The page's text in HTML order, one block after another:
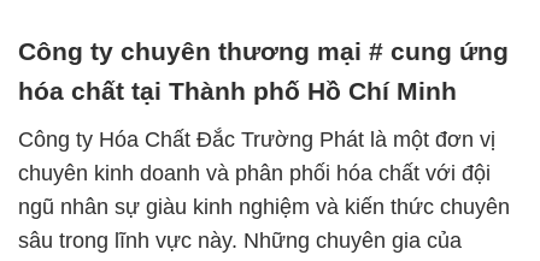
Công ty chuyên thương mại # cung ứng
hóa chất tại Thành phố Hồ Chí Minh
Công ty Hóa Chất Đắc Trường Phát là một đơn vị
chuyên kinh doanh và phân phối hóa chất với đội
ngũ nhân sự giàu kinh nghiệm và kiến thức chuyên
sâu trong lĩnh vực này. Những chuyên gia của